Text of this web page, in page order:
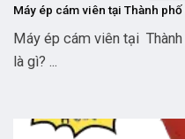
Máy ép cám viên tại Thành phố
Máy ép cám viên tại
là gì? ...